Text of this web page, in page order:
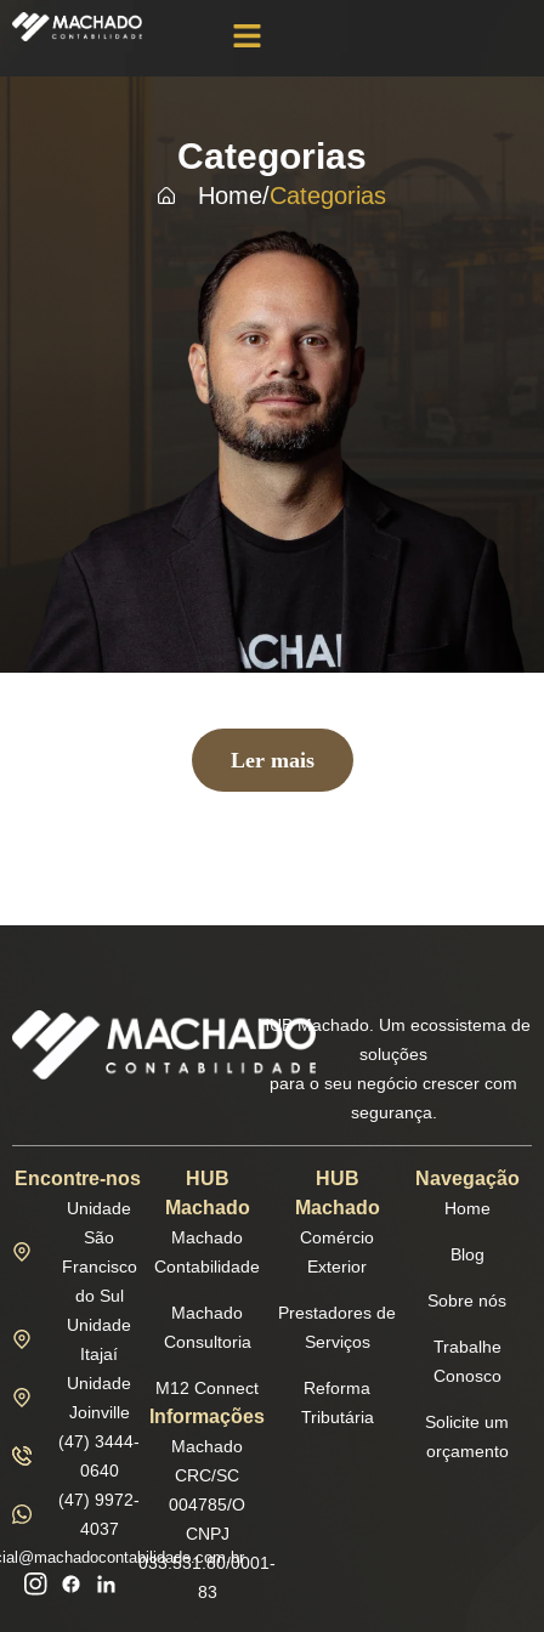
Categorias
Home/Categorias
Ler mais
HUB Machado. Um ecossistema de
soluções
para o seu negócio crescer com
segurança.
Encontre-nos
Unidade
São
Francisco
do Sul
Unidade
Itajaí
Unidade
Joinville
(47) 3444-
0640
(47) 9972-
4037
HUB
Machado
Machado
Contabilidade
Machado
Consultoria
M12 Connect
Informações
Machado
CRC/SC
004785/O
CNPJ
033.531.80/0001-
83
HUB
Machado
Comércio
Exterior
Prestadores de
Serviços
Reforma
Tributária
Navegação
Home
Blog
Sobre nós
Trabalhe
Conosco
Solicite um
orçamento